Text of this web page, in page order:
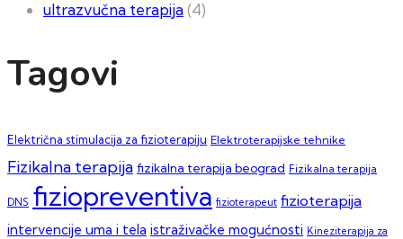
ultrazvučna terapija(4)
Tagovi
Električna stimulacija za fizioterapiju Elektroterapijske tehnike
Fizikalna terapija fizikalna terapija beograd Fizikalna terapija
DNS fiziopreventiva fizioterapeut fizioterapija
intervencije uma i tela istraživačke mogućnosti Kineziterapija za